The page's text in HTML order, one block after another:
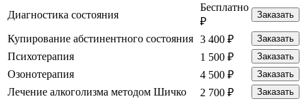
Диагностика состояния
Бесплатно
₽
Заказать
Купирование абстинентного состояния 3 400 ₽ Заказать
Психотерапия 1 500 ₽ Заказать
Озонотерапия 4 500 ₽ Заказать
Лечение алкоголизма методом Шичко 2 700 ₽ Заказать